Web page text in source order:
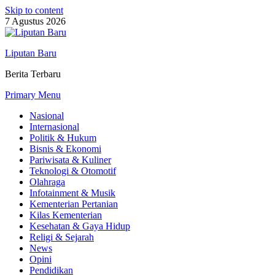
Skip to content
7 Agustus 2026
Liputan Baru
Berita Terbaru
Primary Menu
Nasional
Internasional
Politik & Hukum
Bisnis & Ekonomi
Pariwisata & Kuliner
Teknologi & Otomotif
Olahraga
Infotainment & Musik
Kementerian Pertanian
Kilas Kementerian
Kesehatan & Gaya Hidup
Religi & Sejarah
News
Opini
Pendidikan